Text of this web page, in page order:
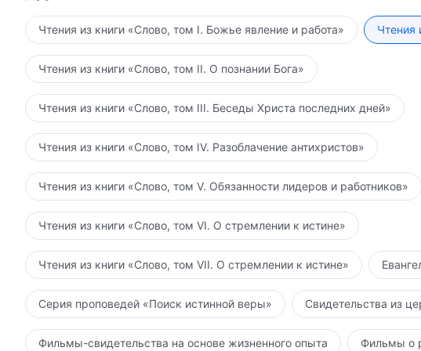
Чтения из книги «Слово, том I. Божье явление и работа» Чтения
Чтения из книги «Слово, том II. О познании Бога»
Чтения из книги «Слово, том III. Беседы Христа последних дней»
Чтения из книги «Слово, том IV. Разоблачение антихристов»
Чтения из книги «Слово, том V. Обязанности лидеров и работников»
Чтения из книги «Слово, том VI. О стремлении к истине»
Чтения из книги «Слово, том VII. О стремлении к истине»
Серия проповедей «Поиск истинной веры» Свидетельства из
Фильмы-свидетельства на основе жизненного опыта Фильмы о